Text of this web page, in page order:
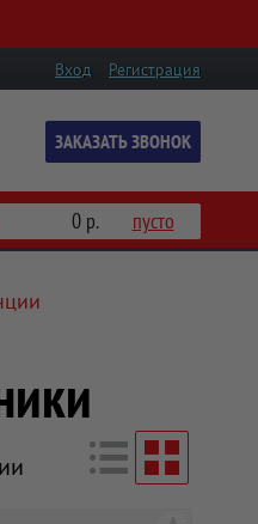
Вход Регистрация
ЗАКАЗАТЬ ЗВОНОК
0 р. пусто